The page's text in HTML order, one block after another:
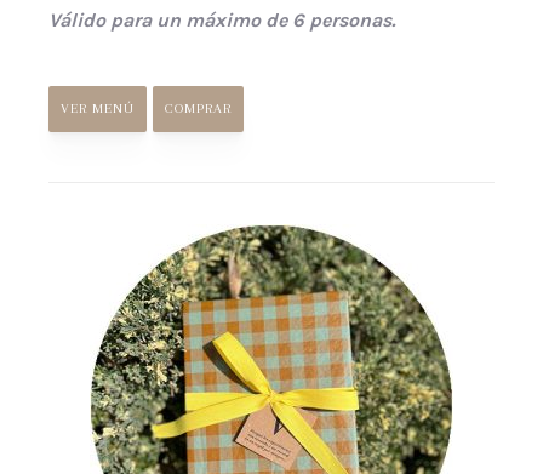
Válido para un máximo de 6 personas.
VER MENÚ COMPRAR